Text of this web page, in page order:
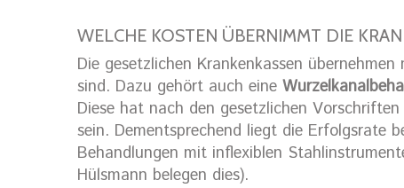
WELCHE KOSTEN ÜBERNIMMT DIE
Die gesetzlichen Krankenkassen
sind. Dazu gehört auch eine
Diese hat nach den gesetzlichen
sein. Dementsprechend liegt die Erfolgsrate
Behandlungen mit inflexiblen
Hülsmann belegen dies).